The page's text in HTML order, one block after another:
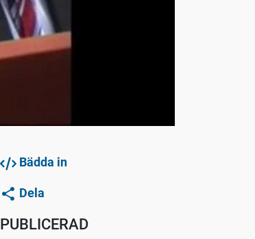
Bädda in
Dela
PUBLICERAD